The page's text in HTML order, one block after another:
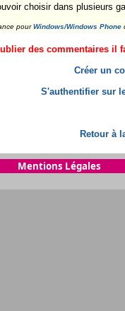
choisir dans plusieurs
pourWindows/Windows Phone
des commentaires il
Créer un
S'authentifier sur
Retour à
Mentions Légales